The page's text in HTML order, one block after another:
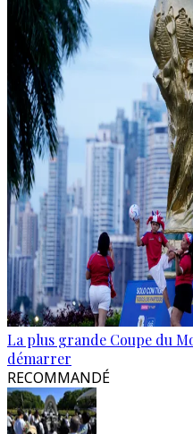
La plus grande Coupe du
démarrer
RECOMMANDÉ